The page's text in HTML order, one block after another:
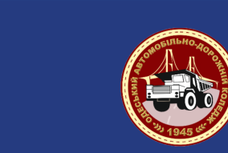
ОАДФК Одеської
політехніки на
міжнародному конкурсі
студентів-автомеханіків